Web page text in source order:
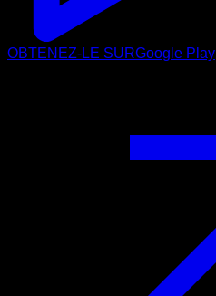
OBTENEZ-LE SURGoogle Play